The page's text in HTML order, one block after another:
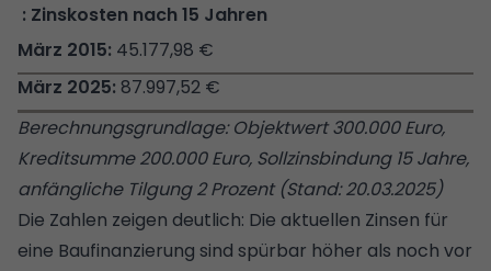
Zinskosten nach 15 Jahren
45.177,98 €
87.997,52 €
Berechnungsgrundlage: Objektwert 300.000 Euro,
Kreditsumme 200.000 Euro, Sollzinsbindung 15 Jahre,
anfängliche Tilgung 2 Prozent (Stand: 20.03.2025)
Die Zahlen zeigen deutlich: Die aktuellen Zinsen für
eine Baufinanzierung sind spürbar höher als noch vor